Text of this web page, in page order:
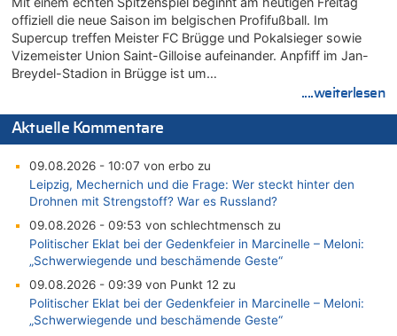
offiziell die neue Saison im belgischen Profifußball. Im
Supercup treffen Meister FC Brügge und Pokalsieger sowie
Vizemeister Union Saint-Gilloise aufeinander. Anpfiff im Jan-
Breydel-Stadion in Brügge ist um…
....weiterlesen
Aktuelle Kommentare
09.08.2026 - 10:07 von erbo zu
Leipzig, Mechernich und die Frage: Wer steckt hinter den
Drohnen mit Strengstoff? War es Russland?
09.08.2026 - 09:53 von schlechtmensch zu
Politischer Eklat bei der Gedenkfeier in Marcinelle – Meloni:
„Schwerwiegende und beschämende Geste“
09.08.2026 - 09:39 von Punkt 12 zu
Politischer Eklat bei der Gedenkfeier in Marcinelle – Meloni:
„Schwerwiegende und beschämende Geste“